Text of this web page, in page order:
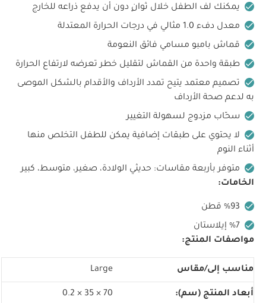
يمكنك لف الطفل خلال ثوانٍ دون أن يدفع ذراعه للخارج
معدل دفء 1.0 مثالي في درجات الحرارة المعتدلة
قماش بامبو مسامي فائق النعومة
طبقة واحدة من القماش لتقليل خطر تعرضه لارتفاع الحرارة
تصميم معتمد يتيح تمدد الأرداف والأقدام بالشكل الموصى
به لدعم صحة الأرداف
سحّاب مزدوج لسهولة التغيير
لا يحتوي على طبقات إضافية يمكن للطفل التخلص منها
أثناء النوم
متوفر بأربعة مقاسات: حديثي الولادة، صغير، متوسط، كبير
الخامات:
93‏%‏ قطن
7‏%‏ إيلاستان
مواصفات المنتج:
مناسب إلى/مقاس
أبعاد المنتج (سم):